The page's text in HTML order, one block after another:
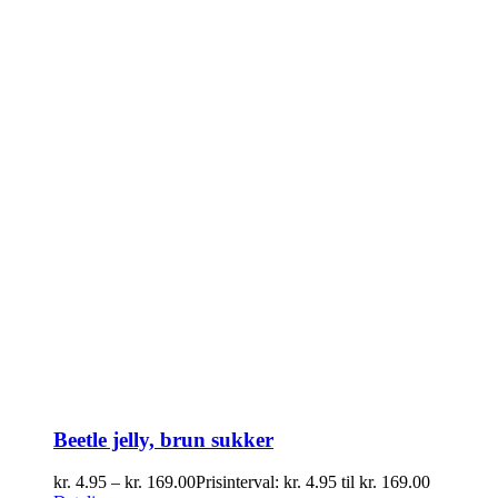
Beetle jelly, brun sukker
kr. 4.95 – kr. 169.00Prisinterval: kr. 4.95 til kr. 169.00